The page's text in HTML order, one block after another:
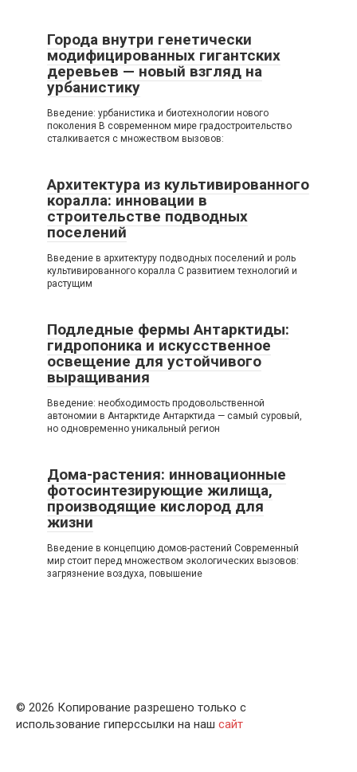
Города внутри генетически
модифицированных гигантских
деревьев — новый взгляд на
урбанистику
Введение: урбанистика и биотехнологии нового
поколения В современном мире градостроительство
сталкивается с множеством вызовов:
Архитектура из культивированного
коралла: инновации в
строительстве подводных
поселений
Введение в архитектуру подводных поселений и роль
культивированного коралла С развитием технологий и
растущим
Подледные фермы Антарктиды:
гидропоника и искусственное
освещение для устойчивого
выращивания
Введение: необходимость продовольственной
автономии в Антарктиде Антарктида — самый суровый,
но одновременно уникальный регион
Дома-растения: инновационные
фотосинтезирующие жилища,
производящие кислород для
жизни
Введение в концепцию домов-растений Современный
мир стоит перед множеством экологических вызовов:
загрязнение воздуха, повышение
© 2026 Копирование разрешено только с
использование гиперссылки на наш сайт